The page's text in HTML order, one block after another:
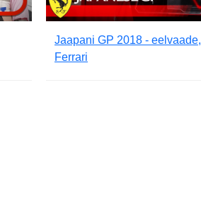
Jaapani GP 2018 - eelvaade,
Ferrari